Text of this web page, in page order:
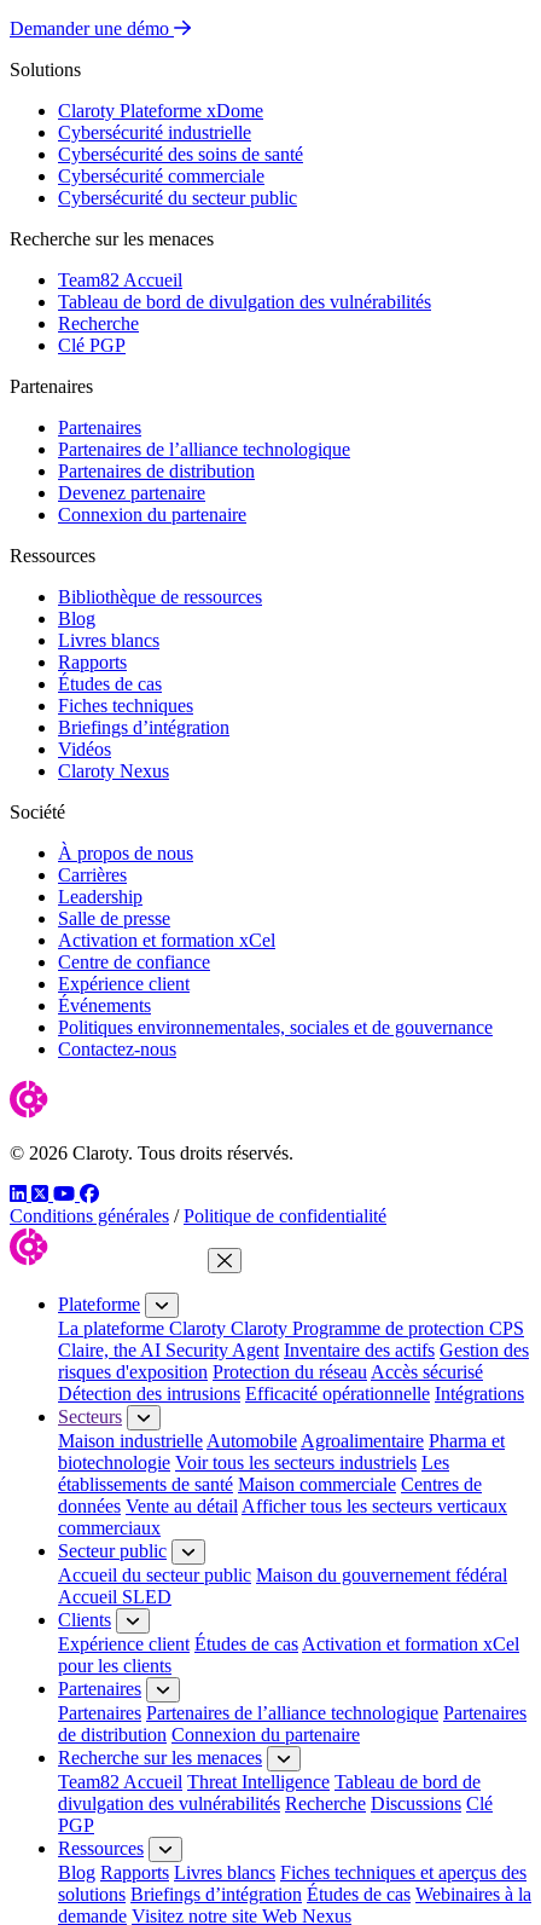
Demander une démo
Solutions
Claroty Plateforme xDome
Cybersécurité industrielle
Cybersécurité des soins de santé
Cybersécurité commerciale
Cybersécurité du secteur public
Recherche sur les menaces
Team82 Accueil
Tableau de bord de divulgation des vulnérabilités
Recherche
Clé PGP
Partenaires
Partenaires
Partenaires de l’alliance technologique
Partenaires de distribution
Devenez partenaire
Connexion du partenaire
Ressources
Bibliothèque de ressources
Blog
Livres blancs
Rapports
Études de cas
Fiches techniques
Briefings d’intégration
Vidéos
Claroty Nexus
Société
À propos de nous
Carrières
Leadership
Salle de presse
Activation et formation xCel
Centre de confiance
Expérience client
Événements
Politiques environnementales, sociales et de gouvernance
Contactez-nous
© 2026 Claroty. Tous droits réservés.
LinkedIn
TwitterYouTube
Facebook
Conditions générales / Politique de confidentialité
Fermer le menu
Plateforme
La plateforme Claroty Claroty Programme de protection CPS
Claire, the AI Security Agent Inventaire des actifs Gestion des
risques d'exposition Protection du réseau Accès sécurisé
Détection des intrusions Efficacité opérationnelle Intégrations
Secteurs
Maison industrielle Automobile Agroalimentaire Pharma et
biotechnologie Voir tous les secteurs industriels Les
établissements de santé Maison commerciale Centres de
données Vente au détail Afficher tous les secteurs verticaux
commerciaux
Secteur public
Accueil du secteur public Maison du gouvernement fédéral
Accueil SLED
Clients
Expérience client Études de cas Activation et formation xCel
pour les clients
Partenaires
Partenaires Partenaires de l’alliance technologique Partenaires
de distribution Connexion du partenaire
Recherche sur les menaces
Team82 Accueil Threat Intelligence Tableau de bord de
divulgation des vulnérabilités Recherche Discussions Clé
PGP
Ressources
Blog Rapports Livres blancs Fiches techniques et aperçus des
solutions Briefings d’intégration Études de cas Webinaires à la
demande Visitez notre site Web Nexus